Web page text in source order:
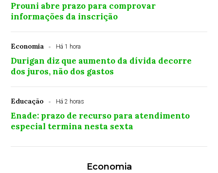
Prouni abre prazo para comprovar
informações da inscrição
Economia Há 1 hora
Durigan diz que aumento da dívida decorre
dos juros, não dos gastos
Educação Há 2 horas
Enade: prazo de recurso para atendimento
especial termina nesta sexta
Economia